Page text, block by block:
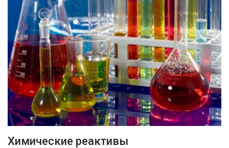
ПОДРОБНЕЕ
Химические реактивы